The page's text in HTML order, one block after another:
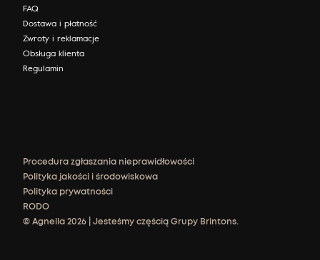
FAQ
Dostawa i płatność
Zwroty i reklamacje
Obsługa klienta
Regulamin
Procedura zgłaszania nieprawidłowości
Polityka jakości i środowiskowa
Polityka prywatności
RODO
© Agnella 2026 | Jesteśmy częścią Grupy Brintons.